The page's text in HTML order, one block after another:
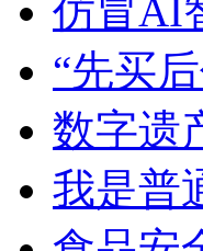
仿冒AI
“先买
数字遗
我是普